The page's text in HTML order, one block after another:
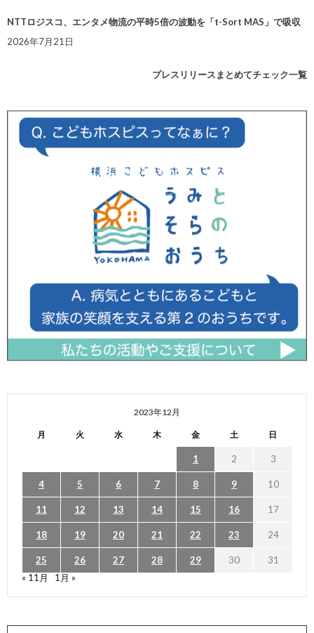
NTTロジスコ、エンタメ物流の平時5倍の波動を「t-Sort MAS」で吸収
2026年7月21日
プレスリリースまとめてチェック一覧
2023年12月
月 火 水 木 金 土 日
1 2 3
4 5 6 7 8 9 10
11 12 13 14 15 16 17
18 19 20 21 22 23 24
25 26 27 28 29 30
31
« 11月
1月 »